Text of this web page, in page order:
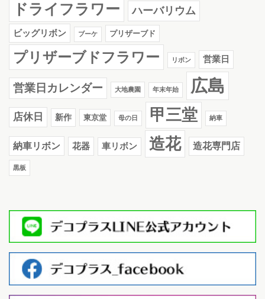
ドライフラワー ハーバリウム
ビッグリボン ブーケ プリザーブド
プリザーブドフラワー リボン 営業日
営業日カレンダー 大地農園 年末年始 広島
店休日 新作 東京堂 母の日 甲三堂 納車
納車リボン 花器 車リボン 造花 造花専門店
黒板